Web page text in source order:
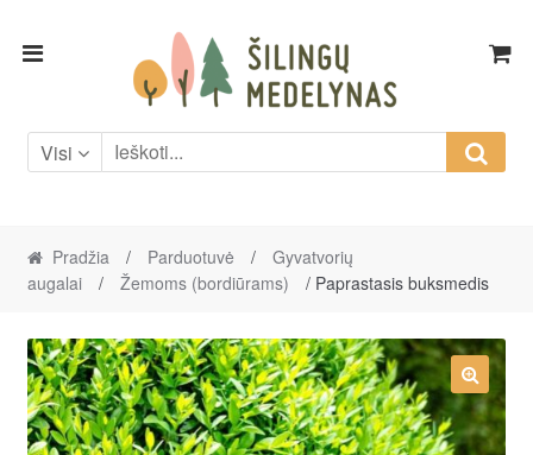
Skip
Skip
Visi
Pradžia / Parduotuvė /
Gyvatvorių
augalai
/ Žemoms (bordiūrams) / Paprastasis buksmedis